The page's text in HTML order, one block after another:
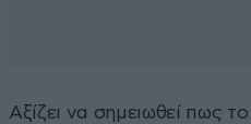
Αξίζει να σημειωθεί πως